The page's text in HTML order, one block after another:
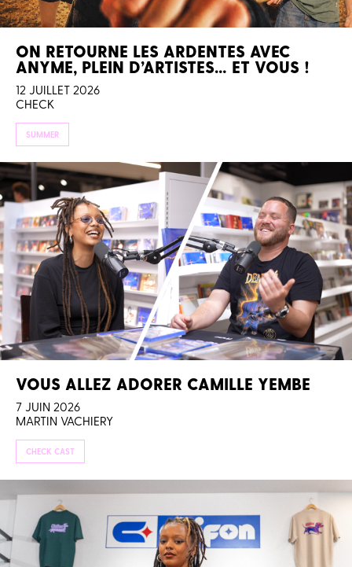
ON RETOURNE LES ARDENTES AVEC
ANYME, PLEIN D’ARTISTES… ET VOUS !
12 JUILLET 2026
CHECK
SUMMER
VOUS ALLEZ ADORER CAMILLE YEMBE
7 JUIN 2026
MARTIN VACHIERY
CHECK CAST